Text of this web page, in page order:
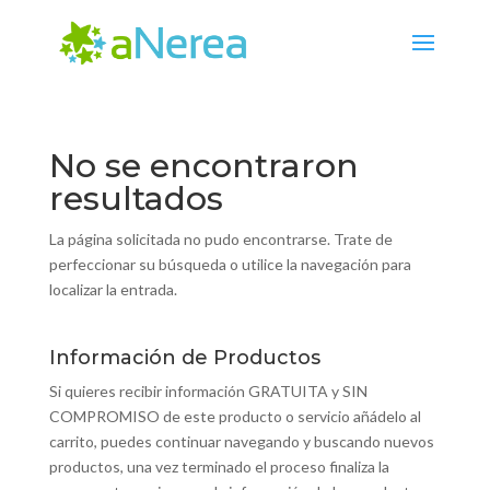
No se encontraron
resultados
La página solicitada no pudo encontrarse. Trate de
perfeccionar su búsqueda o utilice la navegación para
localizar la entrada.
Información de Productos
Si quieres recibir información GRATUITA y SIN
COMPROMISO de este producto o servicio añádelo al
carrito, puedes continuar navegando y buscando nuevos
productos, una vez terminado el proceso finaliza la